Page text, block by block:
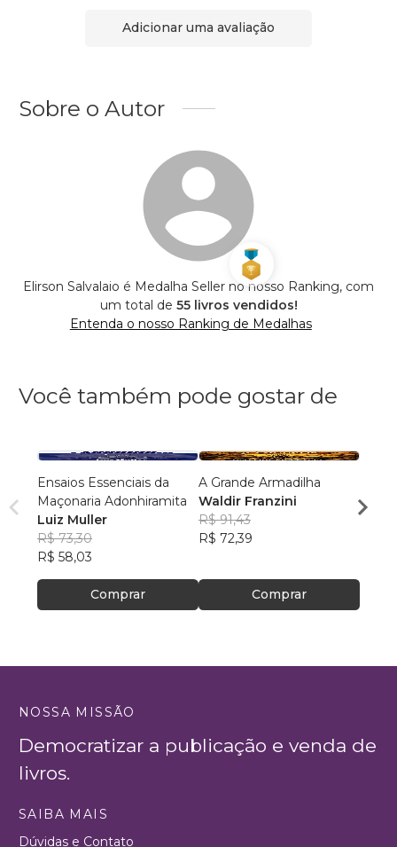
Adicionar uma avaliação
Sobre o Autor
Elirson Salvalaio é Medalha Seller no nosso Ranking, com
um total de 55 livros vendidos!
Entenda o nosso Ranking de Medalhas
Você também pode gostar de
Ensaios Essenciais da
Maçonaria Adonhiramita
Luiz Muller
R$ 73,30
R$ 58,03
Comprar
A Grande Armadilha
Waldir Franzini
R$ 91,43
R$ 72,39
Comprar
Rui
R$
NOSSA MISSÃO
Democratizar a publicação e venda de
livros.
SAIBA MAIS
Dúvidas e Contato